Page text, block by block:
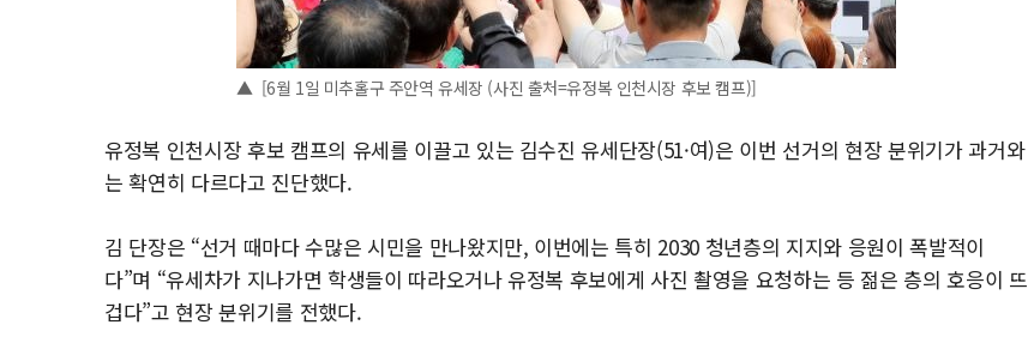
▲ [6월 1일 미추홀구 주안역 유세장 (사진 출처=유정복 인천시장 후보 캠프)]
유정복 인천시장 후보 캠프의 유세를 이끌고 있는 김수진 유세단장(51·여)은 이번 선거의 현장 분위기가 과거와
는 확연히 다르다고 진단했다.
김 단장은 “선거 때마다 수많은 시민을 만나왔지만, 이번에는 특히 2030 청년층의 지지와 응원이 폭발적이
다”며 “유세차가 지나가면 학생들이 따라오거나 유정복 후보에게 사진 촬영을 요청하는 등 젊은 층의 호응이 뜨
겁다”고 현장 분위기를 전했다.